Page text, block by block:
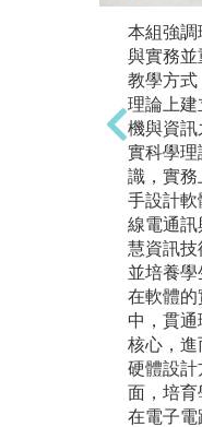
本組強調
與實務並
教學方式
理論上建
機與資訊
實科學理
識，實務
手設計軟
線電通訊
慧資訊技
並培養學
在軟體的
中，貫通
核心，進
硬體設計
面，培育
在電子電